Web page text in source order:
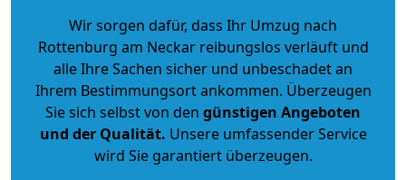
Wir sorgen dafür, dass Ihr Umzug nach
Rottenburg am Neckar reibungslos verläuft und
alle Ihre Sachen sicher und unbeschadet an
Ihrem Bestimmungsort ankommen. Überzeugen
Sie sich selbst von den günstigen Angeboten
und der Qualität. Unsere umfassender Service
wird Sie garantiert überzeugen.